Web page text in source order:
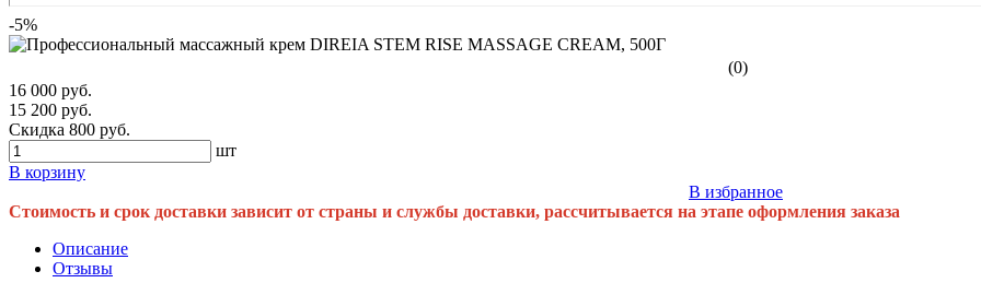
-5%
(0)
16 000 руб.
15 200 руб.
Скидка 800 руб.
шт
В корзину
В избранное
Стоимость и срок доставки зависит от страны и службы доставки, рассчитывается на этапе оформления заказа
Описание
Отзывы